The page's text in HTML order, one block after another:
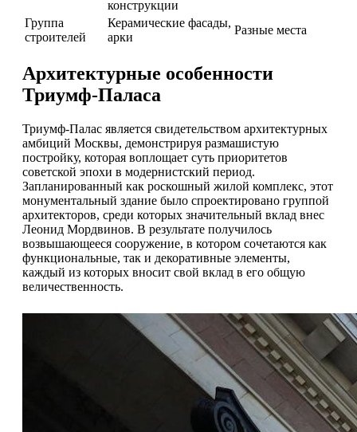
конструкции
Группа
строителей
Керамические фасады,
арки
Разные места
Архитектурные особенности
Триумф-Паласа
Триумф-Палас является свидетельством архитектурных
амбиций Москвы, демонстрируя размашистую
постройку, которая воплощает суть приоритетов
советской эпохи в модернистский период.
Запланированный как роскошный жилой комплекс, этот
монументальный здание было спроектировано группой
архитекторов, среди которых значительный вклад внес
Леонид Мордвинов. В результате получилось
возвышающееся сооружение, в котором сочетаются как
функциональные, так и декоративные элементы,
каждый из которых вносит свой вклад в его общую
величественность.